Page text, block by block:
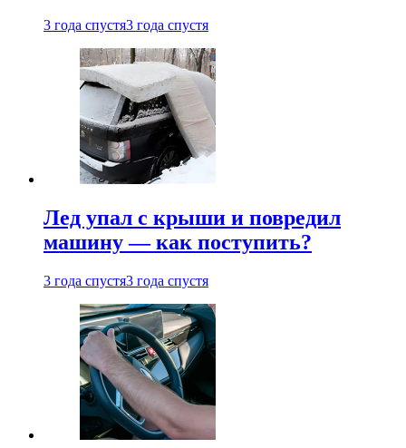
3 года спустя3 года спустя
Лед упал с крыши и повредил
машину — как поступить?
3 года спустя3 года спустя